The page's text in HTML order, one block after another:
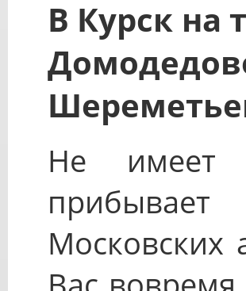
В Курск на
Не имеет
Московских